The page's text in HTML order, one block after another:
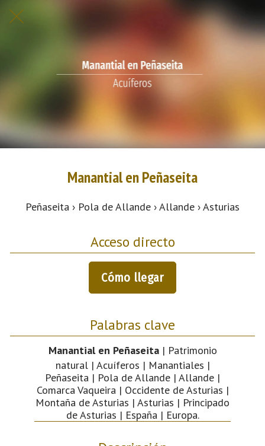
Manantial en Peñaseita
Peñaseita › Pola de Allande › Allande › Asturias
Acceso directo
Cómo llegar
Palabras clave
Manantial en Peñaseita| Patrimonio
natural | Acuíferos | Manantiales |
Peñaseita | Pola de Allande | Allande |
Comarca Vaqueira | Occidente de Asturias |
Montaña de Asturias | Asturias | Principado
de Asturias | España | Europa.